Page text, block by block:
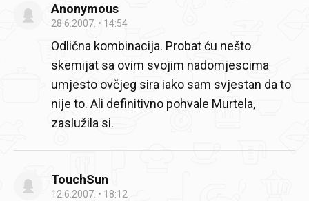
Anonymous
28.6.2007. 14:54
Odlična kombinacija. Probat ću nešto
skemijat sa ovim svojim nadomjescima
umjesto ovčjeg sira iako sam svjestan da to
nije to. Ali definitivno pohvale Murtela,
zaslužila si.
TouchSun
12.6.2007. 18:12